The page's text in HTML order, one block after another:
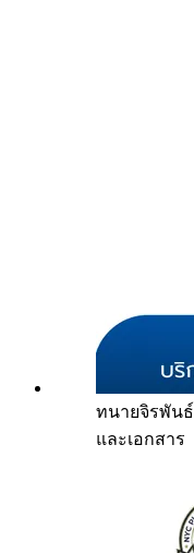
ทนายจิรพันธ์
และเอกสาร